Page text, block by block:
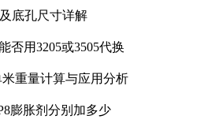
底孔尺寸详解
否用3205或3505代换
米重量计算与应用分析
膨胀剂分别加多少